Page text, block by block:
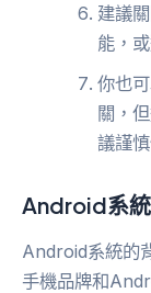
建議
能，
你也
關，
議謹
Android系統
Android系統的
手機品牌和